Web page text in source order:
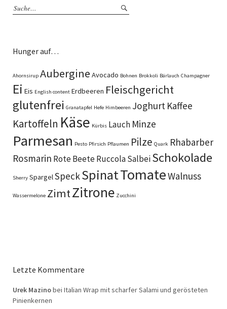
Hunger auf…
Ahornsirup Aubergine Avocado Bohnen Brokkoli Bärlauch Champagner
Ei Eis English content Erdbeeren Fleischgericht
glutenfrei Granatapfel Hefe Himbeeren Joghurt Kaffee
Kartoffeln Käse Kürbis Lauch Minze
Parmesan Pesto Pfirsich Pflaumen Pilze Quark Rhabarber
Rosmarin Rote BeeteRuccolaSalbeiSchokolade
Sherry SpargelSpeckSpinatTomateWalnuss
Wassermelone ZimtZitrone Zucchini
Letzte Kommentare
Urek Mazinobei Italian Wrap mit scharfer Salami und gerösteten
Pinienkernen